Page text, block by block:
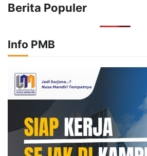
Berita Populer
Info PMB